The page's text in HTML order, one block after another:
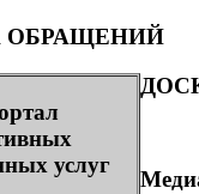
ОБРАЩЕНИЙ
услуг